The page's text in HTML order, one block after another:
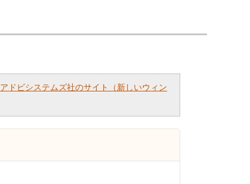
アドビシステムズ社のサイト（新しいウィン